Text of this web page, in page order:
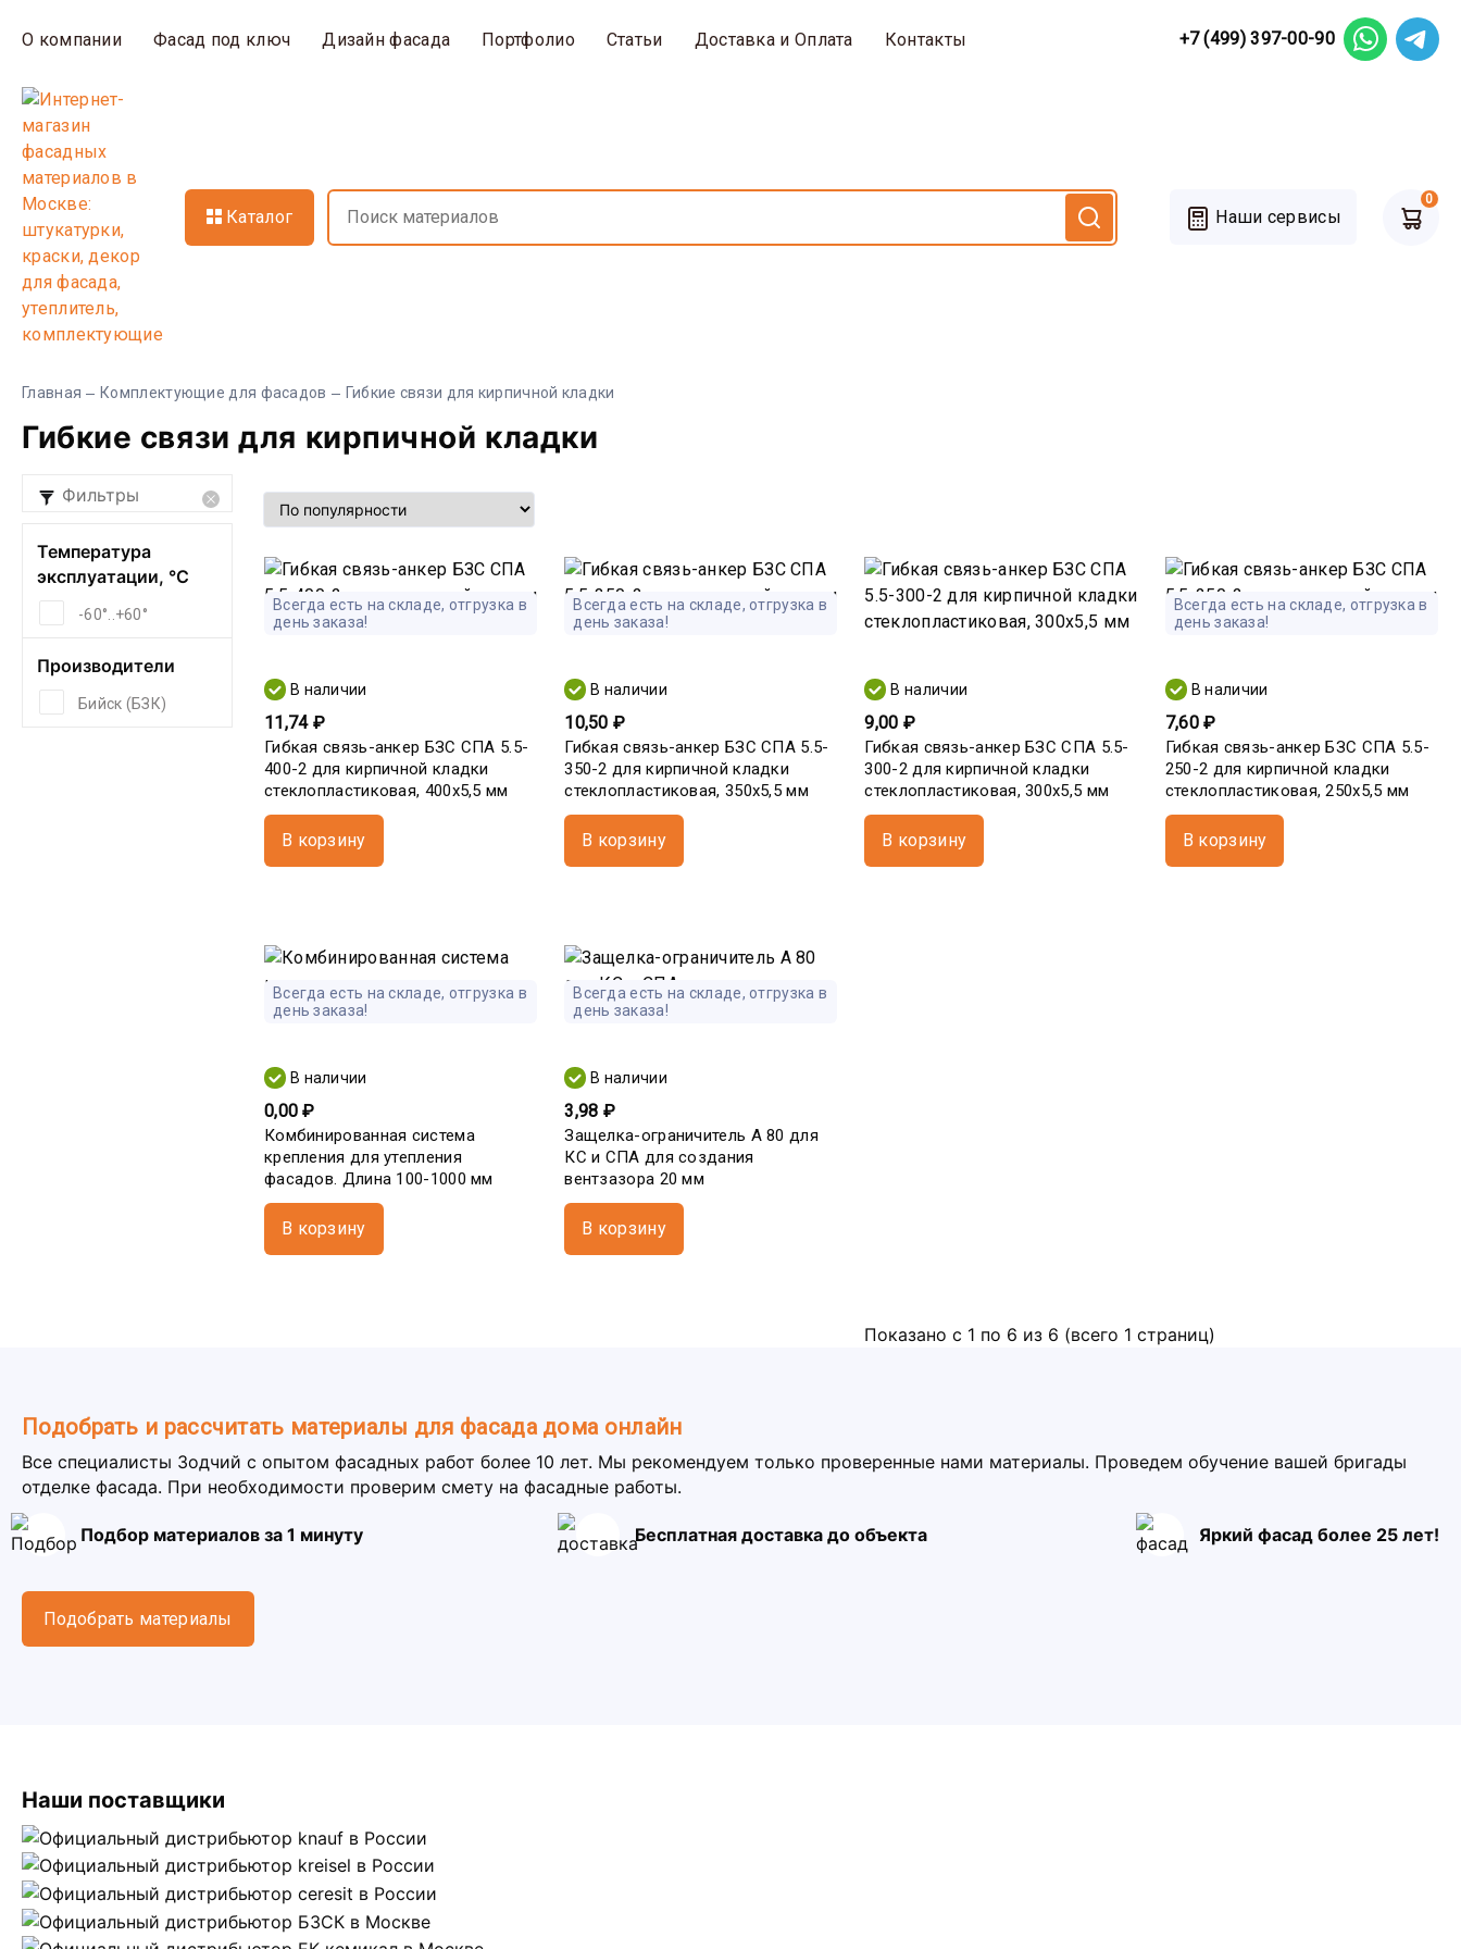
О компании Фасад под ключ Дизайн фасада Портфолио Статьи Доставка и Оплата Контакты +7 (499) 397-00-90
Каталог Наши сервисы
0
Главная Комплектующие для фасадов Гибкие связи для кирпичной кладки
Гибкие связи для кирпичной кладки
Фильтры
Температура
эксплуатации, °С
-60°..+60°
Производители
Бийск (БЗК)
Всегда есть на складе, отгрузка в
день заказа!
В наличии
11,74 ₽
Гибкая связь-анкер БЗС СПА 5.5-
400-2 для кирпичной кладки
стеклопластиковая, 400х5,5 мм
В корзину
Всегда есть на складе, отгрузка в
день заказа!
В наличии
10,50 ₽
Гибкая связь-анкер БЗС СПА 5.5-
350-2 для кирпичной кладки
стеклопластиковая, 350х5,5 мм
В корзину
В наличии
9,00 ₽
Гибкая связь-анкер БЗС СПА 5.5-
300-2 для кирпичной кладки
стеклопластиковая, 300х5,5 мм
В корзину
Всегда есть на складе, отгрузка в
день заказа!
В наличии
7,60 ₽
Гибкая связь-анкер БЗС СПА 5.5-
250-2 для кирпичной кладки
стеклопластиковая, 250х5,5 мм
В корзину
Всегда есть на складе, отгрузка в
день заказа!
В наличии
0,00 ₽
Комбинированная система
крепления для утепления
фасадов. Длина 100-1000 мм
В корзину
Всегда есть на складе, отгрузка в
день заказа!
В наличии
3,98 ₽
Защелка-ограничитель А 80 для
КС и СПА для создания
вентзазора 20 мм
В корзину
Показано с 1 по 6 из 6 (всего 1 страниц)
Подобрать и рассчитать материалы для фасада дома онлайн
Все специалисты Зодчий с опытом фасадных работ более 10 лет. Мы рекомендуем только проверенные нами материалы. Проведем обучение вашей бригады
отделке фасада. При необходимости проверим смету на фасадные работы.
Подбор материалов за 1 минуту Бесплатная доставка до объекта Яркий фасад более 25 лет!
Подобрать материалы
Наши поставщики